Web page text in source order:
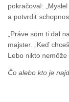
pokračoval:
a potvrdiť
„Práve som ti dal
majster. „Keď
Lebo nikto
Čo alebo kto je